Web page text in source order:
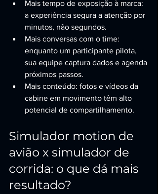
Mais tempo de exposição à marca:
a experiência segura a atenção por
minutos, não segundos.
Mais conversas com o time:
enquanto um participante pilota,
sua equipe captura dados e agenda
próximos passos.
Mais conteúdo: fotos e vídeos da
cabine em movimento têm alto
potencial de compartilhamento.
Simulador motion de
avião x simulador de
corrida: o que dá mais
resultado?